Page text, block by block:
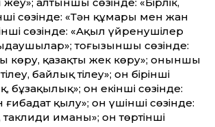
алтыншы сөзінде: «Бірлік,
сөзінде: «Тән құмары мен жан
сөзінде: «Ақыл үйренушілер
тоғызыншы сөзінде:
көру, қазақты жек көру»; оныншы
байлық тілеу»; он бірінші
бұзақылық»; он екінші сөзінде:
қылу»; он үшінші сөзінде:
таклиди иманы»; он төртінші